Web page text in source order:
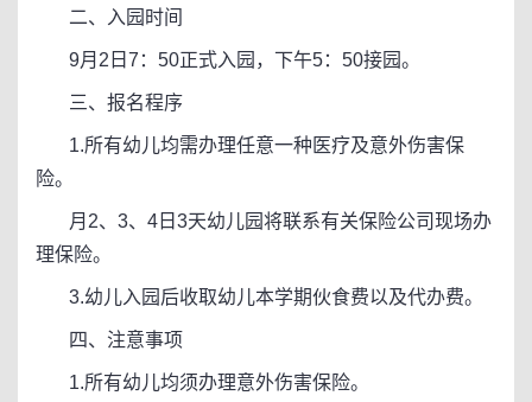
二、入园时间
9月2日7：50正式入园，下午5：50接园。
三、报名程序
1.所有幼儿均需办理任意一种医疗及意外伤害保
险。
月2、3、4日3天幼儿园将联系有关保险公司现场办
理保险。
3.幼儿入园后收取幼儿本学期伙食费以及代办费。
四、注意事项
1.所有幼儿均须办理意外伤害保险。